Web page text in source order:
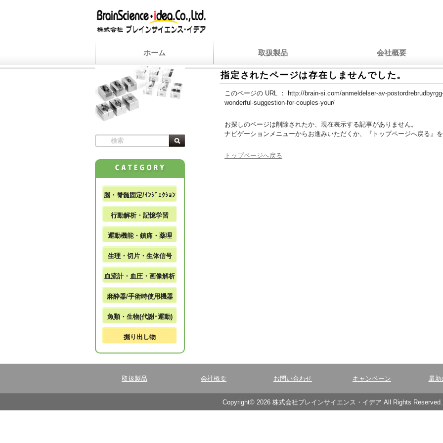
ホーム 取扱製品 会社概要
指定されたページは存在しませんでした。
このページの URL ：
http://brain-si.com/anmeldelser-av-
wonderful-suggestion-for-couples-your/
お探しのページは削除されたか、現在表示する記事がありません。
ナビゲーションメニューからお進みいただくか、『トップページへ戻る』を
トップページへ戻る
脳・脊髄固定/ｲﾝｼﾞｪｸｼｮﾝ
行動解析・記憶学習
運動機能・鎮痛・薬理
生理・切片・生体信号
血流計・血圧・画像解析
麻酔器/手術時使用機器
魚類・生物(代謝･運動)
掘り出し物
取扱製品 会社概要 お問い合わせ キャンペーン 最新
Copyright© 2026 株式会社ブレインサイエンス・イデア All Rights Reserved.